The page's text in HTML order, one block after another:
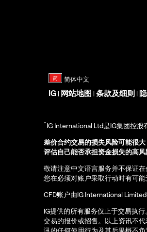
IG | 网站地图 | 条款及细则 |
^IG International Ltd是IG集团控股
差价合约交易的损失风险可能很
评估自己能否承担资金损失的高风
敬请注意中文语言服务并不保证
您在必须对账户采取行动时有可
CFD账户由IG International
IG提供的所有服务仅止于交易执
交易的报价或招售。以上资讯不